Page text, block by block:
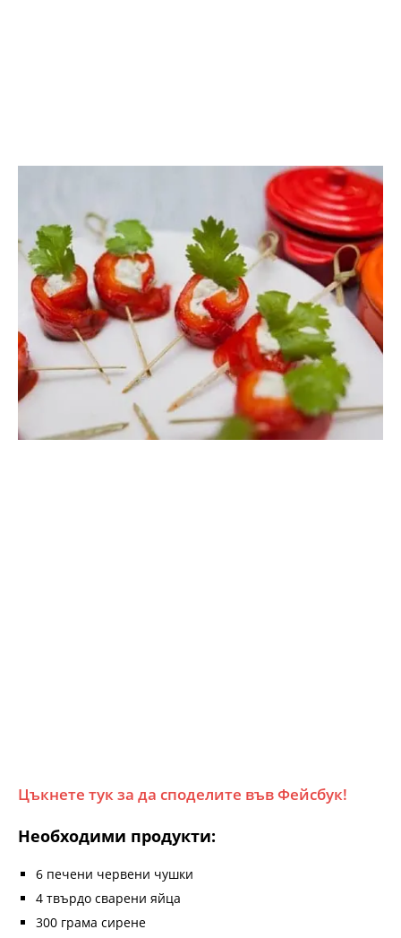
Цъкнете тук за да споделите във Фейсбук!
Необходими продукти:
6 печени червени чушки
4 твърдо сварени яйца
300 грама сирене